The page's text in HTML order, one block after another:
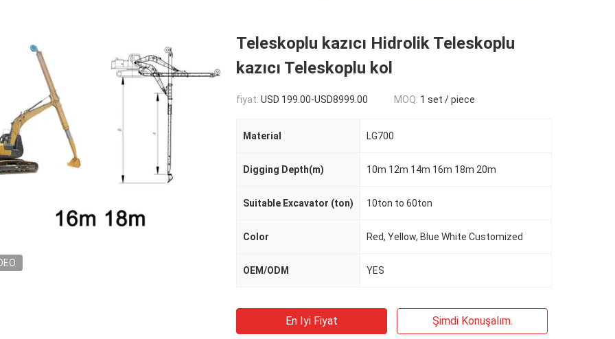
Teleskoplu kazıcı Hidrolik Teleskoplu
kazıcı Teleskoplu kol
fiyat: USD 199.00-USD8999.00 MOQ: 1 set / piece
Material LG700
Digging Depth(m) 10m 12m 14m 16m 18m 20m
Suitable Excavator (ton) 10ton to 60ton
Color Red, Yellow, Blue White Customized
OEM/ODM YES
En Iyi Fiyat Şimdi Konuşalım.